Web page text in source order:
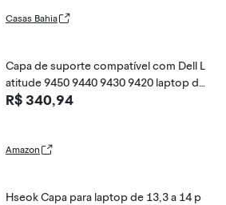
Casas Bahia
Capa de suporte compatível com Dell L
atitude 9450 9440 9430 9420 laptop de
14 polegadas bolsa de laptop noteboo
R$ 340,94
Amazon
Hseok Capa para laptop de 13,3 a 14 p